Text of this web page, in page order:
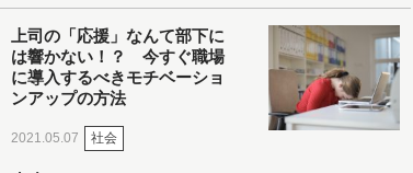
上司の「応援」なんて部下に
は響かない！？ 今すぐ職場
に導入するべきモチベーショ
ンアップの方法
2021.05.07 社会